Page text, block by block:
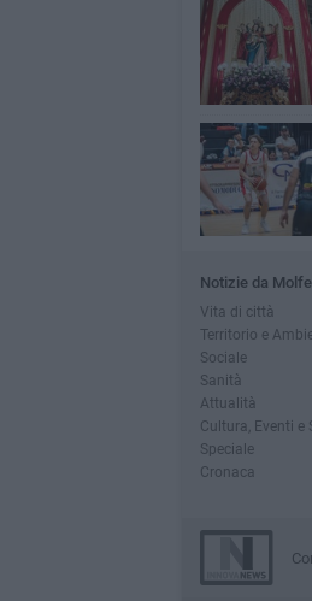
Notizie da
Vita di città
Territorio e
Sociale
Sanità
Attualità
Cultura, Eventi e
Speciale
Cronaca